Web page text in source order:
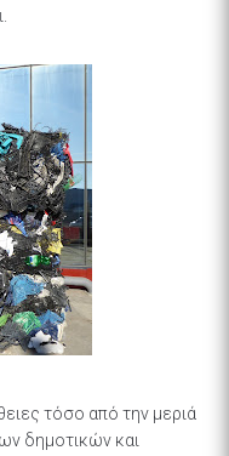
τόσο από την μεριά
δημοτικών και